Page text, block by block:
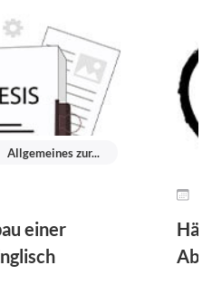
Allgemeines zur...
einer